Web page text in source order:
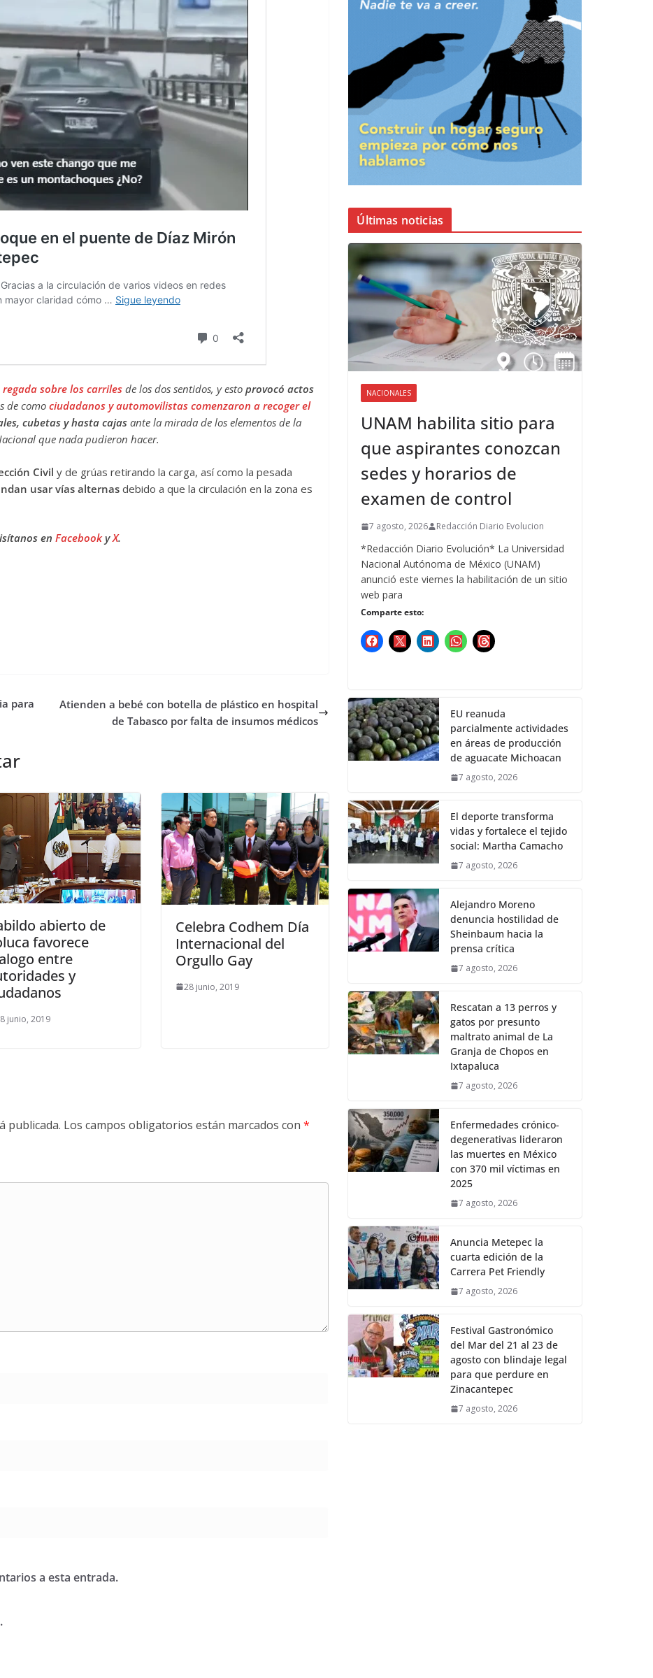
sobre los carrilesde los dos sentidos, y esto provocó actos
de como ciudadanos y automovilistas comenzaron a recoger el
cubetas y hasta cajasante la mirada de los elementos de la
que nada pudieron hacer.
Civil y de grúas retirando la carga, así como la pesada
usar vías alternasdebido a que la circulación en la zona es
en FacebookyX.
para
Atienden a bebé con botella de plástico en hospital
de Tabasco por falta de insumos médicos
abierto de
favorece
entre
y
junio, 2019
Celebra Codhem Día
Internacional del
Orgullo Gay
28 junio, 2019
publicada. Los campos obligatorios están marcados con *
a esta entrada.
Últimas noticias
NACIONALES
UNAM habilita sitio para
que aspirantes conozcan
sedes y horarios de
examen de control
7 agosto, 2026 Redacción Diario Evolucion
*Redacción Diario Evolución* La Universidad
Nacional Autónoma de México (UNAM)
anunció este viernes la habilitación de un sitio
web para
Comparte esto:
EU reanuda
parcialmente actividades
en áreas de producción
de aguacate Michoacan
7 agosto, 2026
El deporte transforma
vidas y fortalece el tejido
social: Martha Camacho
7 agosto, 2026
Alejandro Moreno
denuncia hostilidad de
Sheinbaum hacia la
prensa crítica
7 agosto, 2026
Rescatan a 13 perros y
gatos por presunto
maltrato animal de La
Granja de Chopos en
Ixtapaluca
7 agosto, 2026
Enfermedades crónico-
degenerativas lideraron
las muertes en México
con 370 mil víctimas en
2025
7 agosto, 2026
Anuncia Metepec la
cuarta edición de la
Carrera Pet Friendly
7 agosto, 2026
Festival Gastronómico
del Mar del 21 al 23 de
agosto con blindaje legal
para que perdure en
Zinacantepec
7 agosto, 2026